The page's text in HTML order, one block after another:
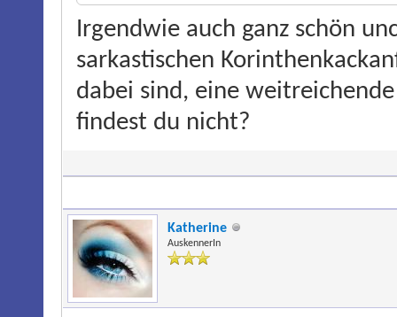
Irgendwie auch ganz schön
sarkastischen
dabei sind, eine
findest du nicht?
Katherine
AuskennerIn